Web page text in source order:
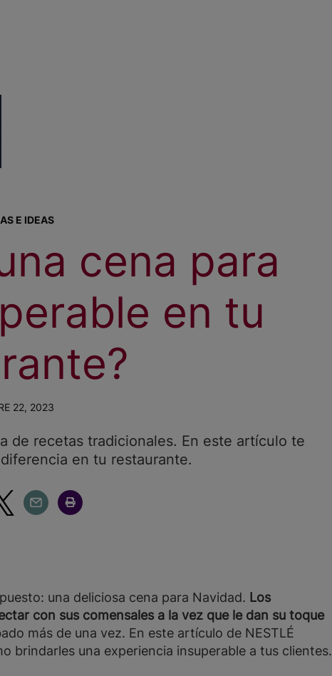
E IDEAS
cena para
en tu
22, 2023
de recetas tradicionales. En este artículo te
en tu restaurante.
LinkedinTwitter
Compartir Email
Compartir Imprimir
una deliciosa cena para Navidad. Los
con sus comensales a la vez que le dan su toque
más de una vez. En este artículo de NESTLÉ
brindarles una experiencia insuperable a tus clientes.